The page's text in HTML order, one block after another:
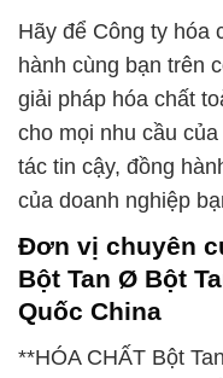
Hãy để Công ty hóa
hành cùng bạn trên
giải pháp hóa chất
cho mọi nhu cầu
tác tin cậy, đồng
của doanh nghiệp
Đơn vị chuyên
Bột Tan Ø Bột
Quốc China
**HÓA CHẤT Bột